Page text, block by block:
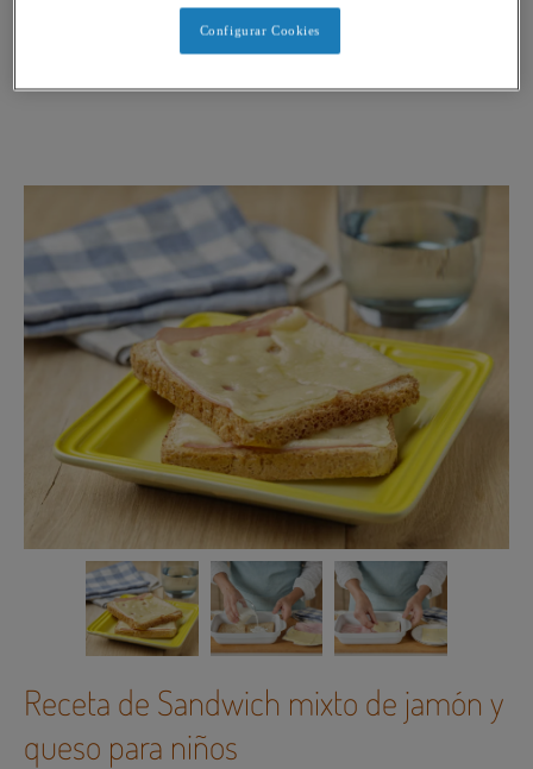
Cena
Receta de Sandwich mixto de jamón y
queso para niños
Configurar Cookies